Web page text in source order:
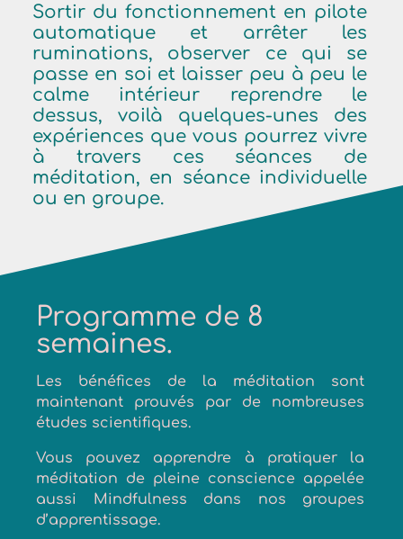
Sortir du fonctionnement en pilote
automatique et arrêter les
ruminations, observer ce qui se
passe en soi et laisser peu à peu le
calme intérieur reprendre le
dessus, voilà quelques-unes des
expériences que vous pourrez vivre
à travers ces séances de
méditation, en séance individuelle
ou en groupe.
Programme de 8
semaines.
Les bénéfices de la méditation sont
maintenant prouvés par de nombreuses
études scientifiques.
Vous pouvez apprendre à pratiquer la
méditation de pleine conscience appelée
aussi Mindfulness dans nos groupes
d’apprentissage.